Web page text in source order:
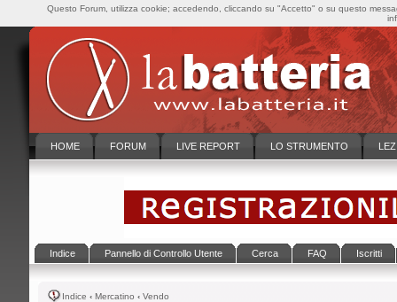
HOME FORUM LIVE REPORT LO STRUMENTO
Indice Pannello di Controllo Utente Cerca FAQ Iscritti
Indice ‹ Mercatino ‹ Vendo
Questo Forum, utilizza cookie; accedendo, cliccando su "Accetto" o su questo